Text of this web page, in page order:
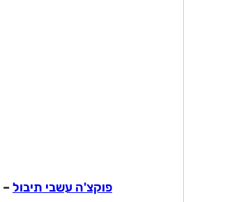
פוקצ'ה עשבי תיבול–